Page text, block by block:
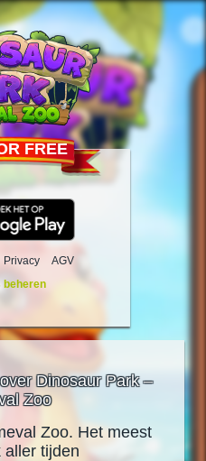
FREE
Privacy
AGV
beheren
Dinosaur Park –
Zoo
Zoo. Het meest
aller tijden